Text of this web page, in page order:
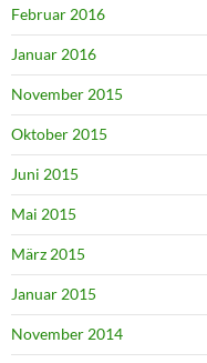
Februar 2016
Januar 2016
November 2015
Oktober 2015
Juni 2015
Mai 2015
März 2015
Januar 2015
November 2014